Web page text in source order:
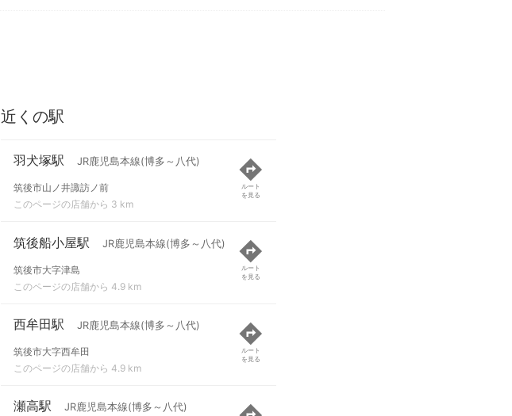
近くの駅
羽犬塚駅 JR鹿児島本線(博多～八代)
筑後市山ノ井諏訪ノ前
このページの店舗から 3 km
ルート
を見る
筑後船小屋駅 JR鹿児島本線(博多～八代)
筑後市大字津島
このページの店舗から 4.9 km
ルート
を見る
西牟田駅 JR鹿児島本線(博多～八代)
筑後市大字西牟田
このページの店舗から 4.9 km
ルート
を見る
瀬高駅 JR鹿児島本線(博多～八代)